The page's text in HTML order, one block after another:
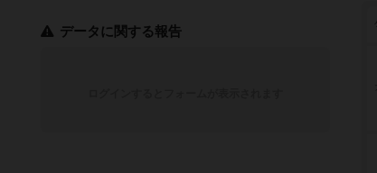
データに関する報告